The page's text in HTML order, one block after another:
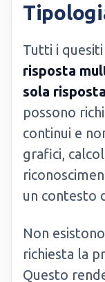
Tutti i
risposta
sola
possono
continui e
grafici,
un contesto
Non
richiesta la
Questo